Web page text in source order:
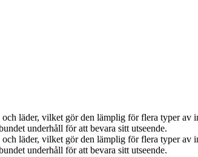
läder, vilket gör den lämplig för flera typer
underhåll för att bevara sitt utseende.
läder, vilket gör den lämplig för flera typer
underhåll för att bevara sitt utseende.